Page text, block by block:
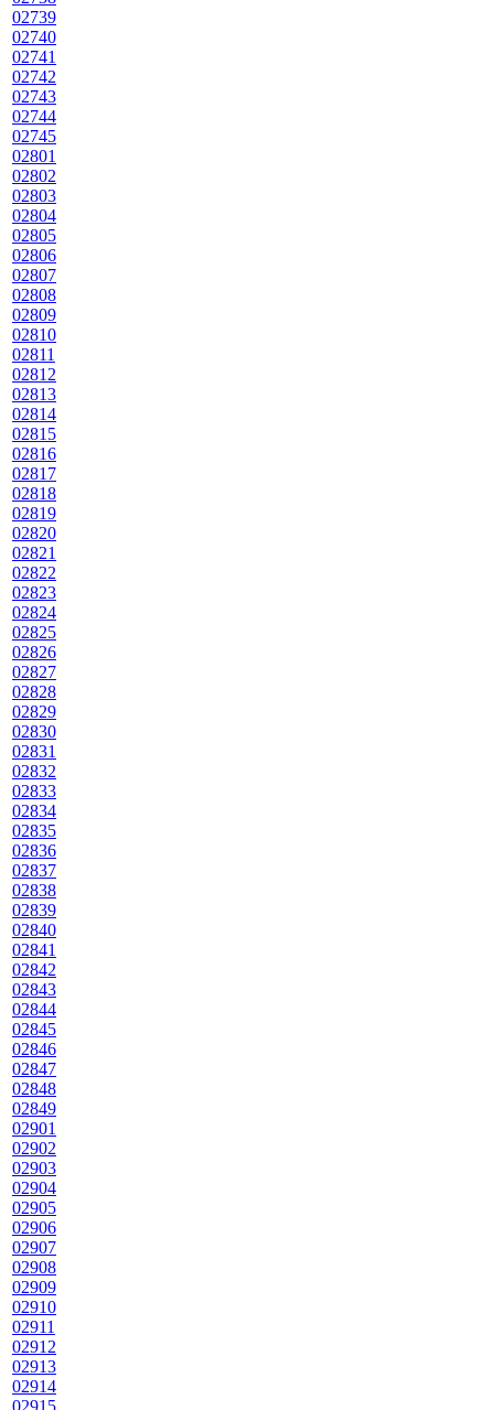
02739
02740
02741
02742
02743
02744
02745
02801
02802
02803
02804
02805
02806
02807
02808
02809
02810
02811
02812
02813
02814
02815
02816
02817
02818
02819
02820
02821
02822
02823
02824
02825
02826
02827
02828
02829
02830
02831
02832
02833
02834
02835
02836
02837
02838
02839
02840
02841
02842
02843
02844
02845
02846
02847
02848
02849
02901
02902
02903
02904
02905
02906
02907
02908
02909
02910
02911
02912
02913
02914
02915